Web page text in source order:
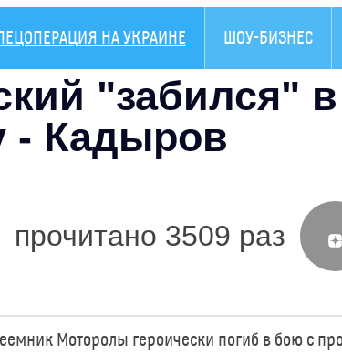
НА УКРАИНЕ ШОУ-БИЗНЕС
"забился"
- Кадыров
прочитано 3509 раз
Моторолы героически погиб в бою с